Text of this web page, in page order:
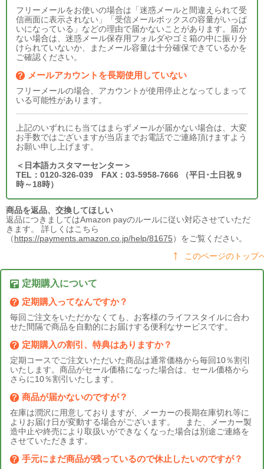
フリーメールをお使いの場合は「迷惑メールと間違えられて受
信画面に表示されない」「受信メールボックスの容量がいっぱ
いになっている」などの理由で届かないことがあります。届か
ない場合は、迷惑メール保存用フォルダやゴミ箱の中に振り分
けられていないか、またメール容量は十分確保できているかを
ご確認ください。
メールアカウントを長期使用していない
フリーメールの場合、アカウントが使用停止となってしまって
いる可能性があります。
上記のいずれにも当てはまらずメールが届かない場合は、大変
お手数ではございますが当店までお電話でご連絡頂けますよう
お願い申し上げます。
＜日本語カスタマーセンター＞
TEL：0120-326-039 FAX：03-5958-7666 （平日･土日祝 9
時～18時）
商品を返品、交換してほしい
返品につきましてはAmazon payのルールに従い対応させていただ
きます。 詳しくはこちら
（https://payments.amazon.co.jp/help/81675）をご覧ください。
このページのトップ
定期購入について
定期購入ってなんですか？
毎回ご注文をいただかなくても、お客様のライフスタイルに合わ
せた間隔で商品を自動的にお届けする便利なサービスです。
定期購入の割引、特典はありますか？
定期コースでご注文いただいた商品は通常価格から毎回10％割引
いたします。商品がセール価格になった場合は、セール価格から
さらに10％割引いたします。
商品が届かないのですが？
在庫は潤沢に用意しておりますが、メーカーの長期在庫切れ等に
よりお届け日が変動する場合がございます。 また、メーカー製
造中止や終売により取扱いができなくなった場合は別途ご連絡を
させていただきます。
手元にまだ商品が残っているので休止したいのですが？